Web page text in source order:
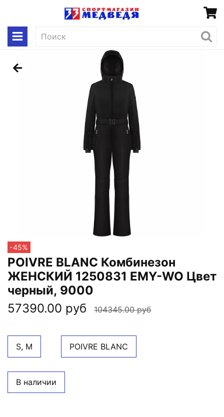
-45%
POIVRE BLANC Комбинезон
ЖЕНСКИЙ 1250831 EMY-WO Цвет
черный, 9000
57390.00 руб
104345.00 руб
S, M POIVRE BLANC
В наличии